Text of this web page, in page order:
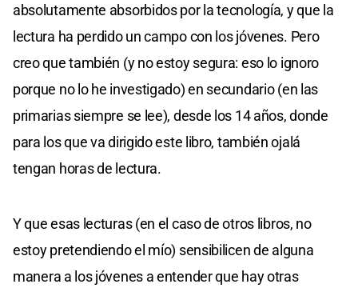
absolutamente absorbidos por la tecnología, y que la
lectura ha perdido un campo con los jóvenes. Pero
creo que también (y no estoy segura: eso lo ignoro
porque no lo he investigado) en secundario (en las
primarias siempre se lee), desde los 14 años, donde
para los que va dirigido este libro, también ojalá
tengan horas de lectura.
Y que esas lecturas (en el caso de otros libros, no
estoy pretendiendo el mío) sensibilicen de alguna
manera a los jóvenes a entender que hay otras